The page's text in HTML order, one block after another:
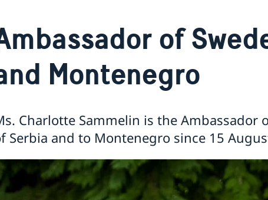
of
Montenegro
Charlotte Sammelin is the Ambassador
Serbia and to Montenegro since 15